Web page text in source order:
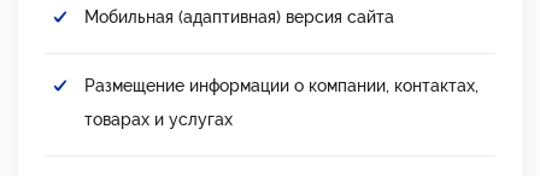
Мобильная (адаптивная) версия сайта
Размещение информации о компании, контактах,
товарах и услугах